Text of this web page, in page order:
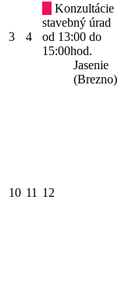
3 4
Konzultácie
stavebný úrad
od 13:00 do
15:00hod.
Jasenie
(Brezno)
10 11 12